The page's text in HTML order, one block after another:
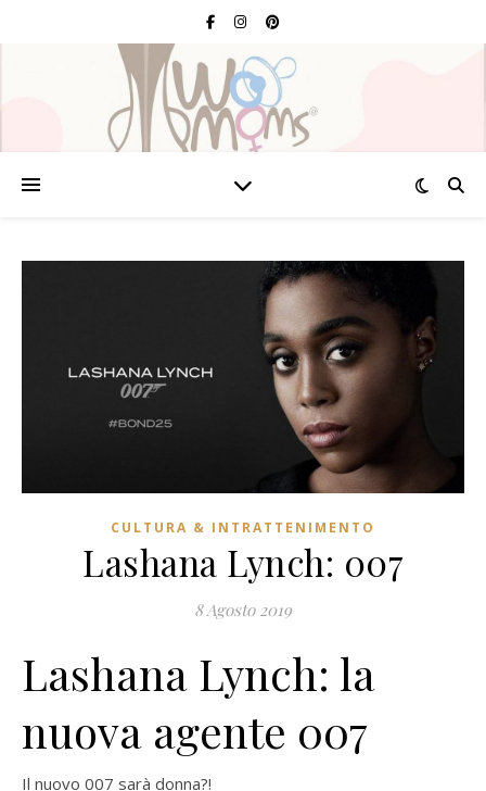
CULTURA & INTRATTENIMENTO
Lashana Lynch: 007
8 Agosto 2019
Lashana Lynch: la
nuova agente 007
Il nuovo 007 sarà donna?!